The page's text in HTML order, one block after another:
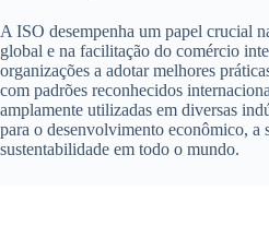
A ISO desempenha um papel crucial
global e na facilitação do comércio
organizações a adotar melhores
com padrões reconhecidos
amplamente utilizadas em diversas
para o desenvolvimento econômico, a
sustentabilidade em todo o mundo.